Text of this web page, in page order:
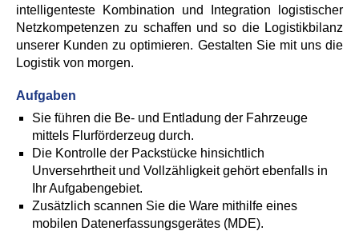
intelligenteste Kombination und Integration logistischer
Netzkompetenzen zu schaffen und so die Logistikbilanz
unserer Kunden zu optimieren. Gestalten Sie mit uns die
Logistik von morgen.
Aufgaben
Sie führen die Be- und Entladung der Fahrzeuge
mittels Flurförderzeug durch.
Die Kontrolle der Packstücke hinsichtlich
Unversehrtheit und Vollzähligkeit gehört ebenfalls in
Ihr Aufgabengebiet.
Zusätzlich scannen Sie die Ware mithilfe eines
mobilen Datenerfassungsgerätes (MDE).